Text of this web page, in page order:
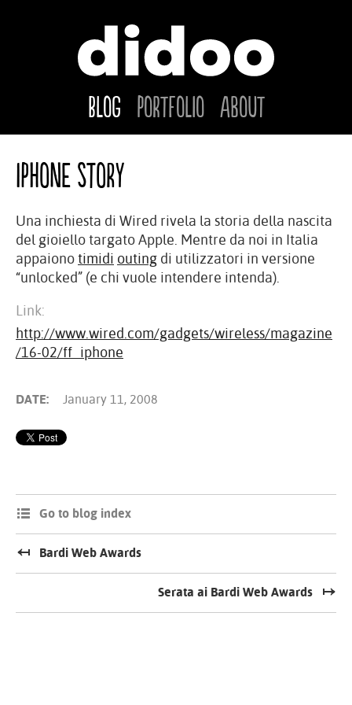
Blog Portfolio About
iPhone story
Una inchiesta di Wired rivela la storia della nascita
del gioiello targato Apple. Mentre da noi in Italia
appaionotimidi outing di utilizzatori in versione
“unlocked” (e chi vuole intendere intenda).
Link:
http://www.wired.com/gadgets/wireless/magazine
/16-02/ff_iphone
DATE: January 11, 2008
Go to blog index
Bardi Web Awards
Serata ai Bardi Web Awards